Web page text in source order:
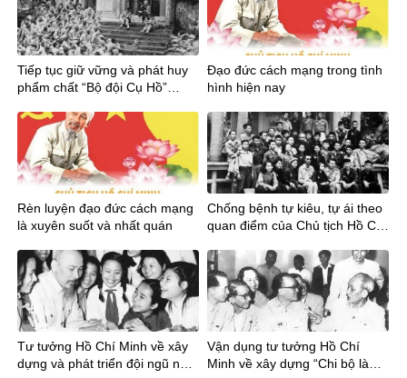
Tiếp tục giữ vững và phát huy
phẩm chất “Bộ đội Cụ Hồ”
Đạo đức cách mạng trong tình
hình hiện nay
Rèn luyện đạo đức cách mạng
là xuyên suốt và nhất quán
Chống bệnh tự kiêu, tự ái theo
quan điểm của Chủ tịch Hồ Chí
Tư tưởng Hồ Chí Minh về xây
dựng và phát triển đội ngũ nhà
Vận dụng tư tưởng Hồ Chí
Minh về xây dựng “Chi bộ là